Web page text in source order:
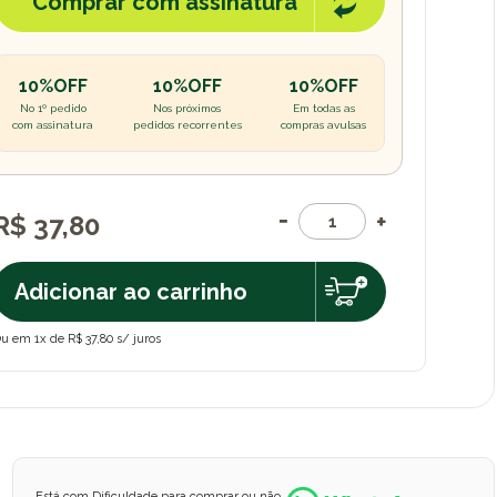
37,80
Adicionar ao carrinho
em 1x de R$ 37,80 s/ juros
10%OFF
No 1º pedido
com assinatura
10%OFF
Nos próximos
pedidos recorrentes
10%OFF
Em todas as
compras avulsas